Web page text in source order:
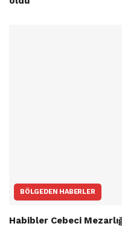
BÖLGEDEN HABERLER
Habibler Cebeci